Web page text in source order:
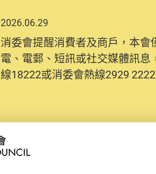
2026.06.29
消委會提醒消費者及商戶，本
電、電郵、短訊或社交媒體訊
線18222或消委會熱線2929 2222